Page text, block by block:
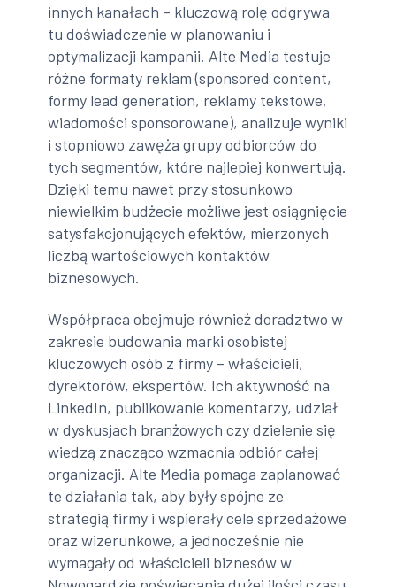
innych kanałach – kluczową rolę odgrywa
tu doświadczenie w planowaniu i
optymalizacji kampanii. Alte Media testuje
różne formaty reklam (sponsored content,
formy lead generation, reklamy tekstowe,
wiadomości sponsorowane), analizuje wyniki
i stopniowo zawęża grupy odbiorców do
tych segmentów, które najlepiej konwertują.
Dzięki temu nawet przy stosunkowo
niewielkim budżecie możliwe jest osiągnięcie
satysfakcjonujących efektów, mierzonych
liczbą wartościowych kontaktów
biznesowych.
Współpraca obejmuje również doradztwo w
zakresie budowania marki osobistej
kluczowych osób z firmy – właścicieli,
dyrektorów, ekspertów. Ich aktywność na
LinkedIn, publikowanie komentarzy, udział
w dyskusjach branżowych czy dzielenie się
wiedzą znacząco wzmacnia odbiór całej
organizacji. Alte Media pomaga zaplanować
te działania tak, aby były spójne ze
strategią firmy i wspierały cele sprzedażowe
oraz wizerunkowe, a jednocześnie nie
wymagały od właścicieli biznesów w